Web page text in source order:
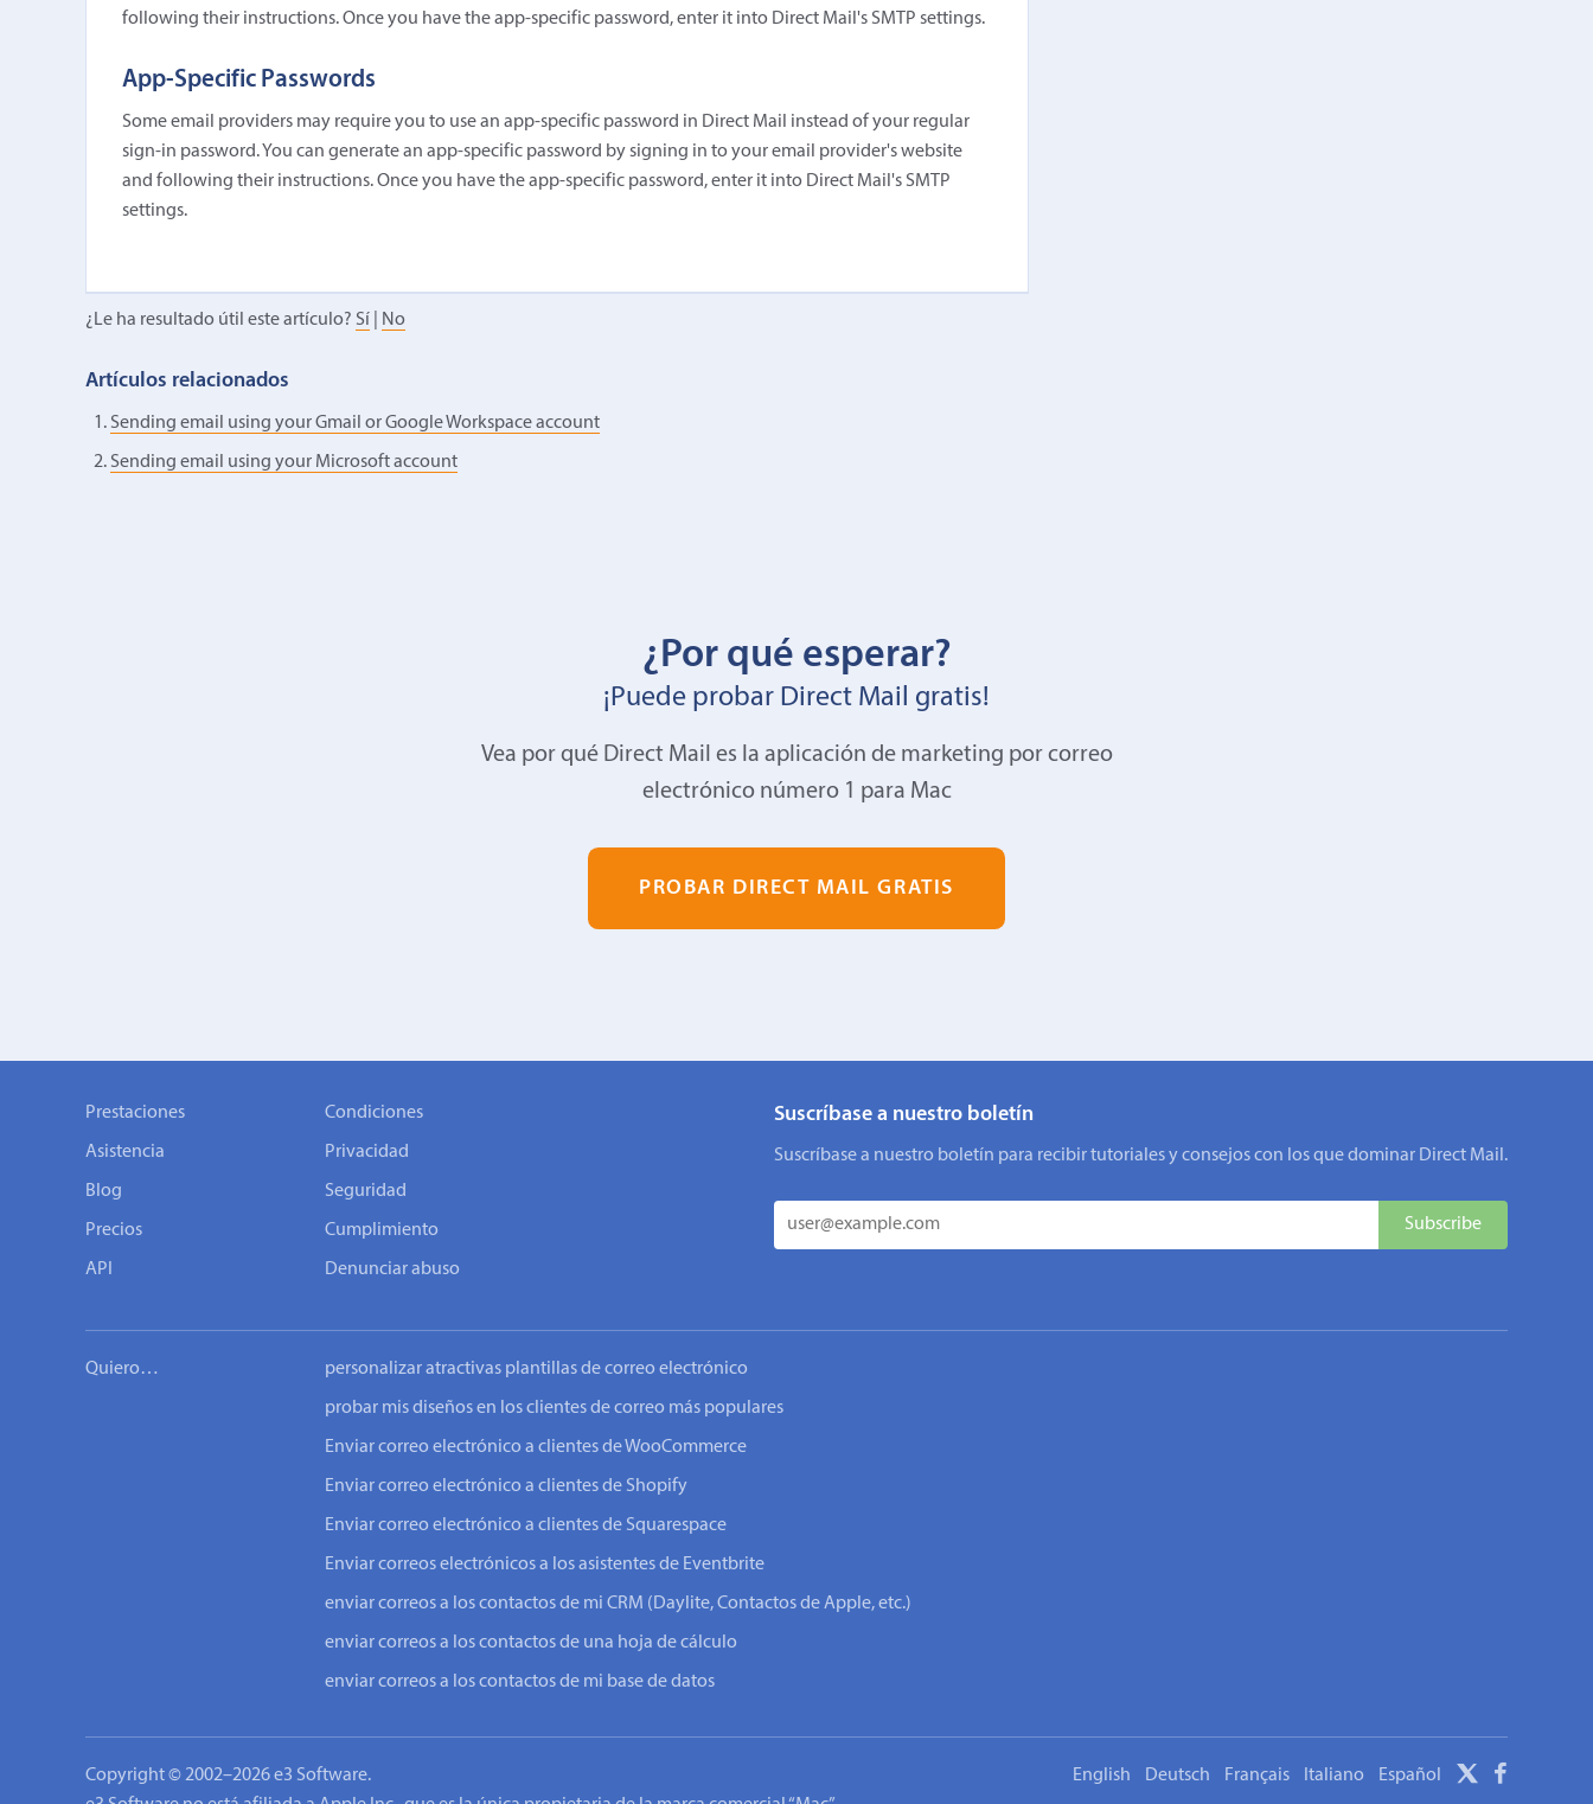
following their instructions. Once you have the app-specific password, enter it into Direct Mail's SMTP settings.
App-Specific Passwords
Some email providers may require you to use an app-specific password in Direct Mail instead of your regular
sign-in password. You can generate an app-specific password by signing in to your email provider's website
and following their instructions. Once you have the app-specific password, enter it into Direct Mail's SMTP
settings.
¿Le ha resultado útil este artículo? Sí No
Artículos relacionados
Sending email using your Gmail or Google Workspace account
Sending email using your Microsoft account
¿Por qué esperar?
¡Puede probar Direct Mail gratis!
Vea por qué Direct Mail es la aplicación de marketing por correo
electrónico número 1 para Mac
PROBAR DIRECT MAIL GRATIS
Prestaciones
Asistencia
Blog
Precios
API
Condiciones
Privacidad
Seguridad
Cumplimiento
Denunciar abuso
Suscríbase a nuestro boletín
Suscríbase a nuestro boletín para recibir tutoriales y consejos con los que dominar Direct Mail.
Quiero… personalizar atractivas plantillas de correo electrónico
probar mis diseños en los clientes de correo más populares
Enviar correo electrónico a clientes de WooCommerce
Enviar correo electrónico a clientes de Shopify
Enviar correo electrónico a clientes de Squarespace
Enviar correos electrónicos a los asistentes de Eventbrite
enviar correos a los contactos de mi CRM (Daylite, Contactos de Apple, etc.)
enviar correos a los contactos de una hoja de cálculo
enviar correos a los contactos de mi base de datos
Copyright © 2002–2026 e3 Software.
English Deutsch Français Italiano Español